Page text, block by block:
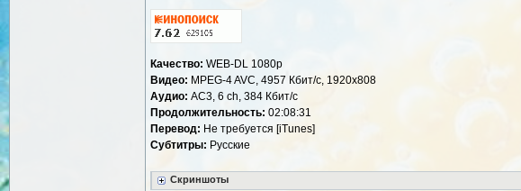
Качество: WEB-DL 1080p
Видео: MPEG-4 AVC, 4957 Кбит/с, 1920x808
Аудио: AC3, 6 ch, 384 Кбит/с
Продолжительность: 02:08:31
Перевод: Не требуется [iTunes]
Субтитры: Русские
Скриншоты